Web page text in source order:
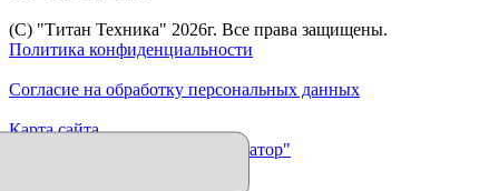
(C) "Титан Техника" 2026г. Все права защищены.
Политика конфиденциальности
Согласие на обработку персональных данных
Карта сайта
Продвижение сайта "Иллюминатор"